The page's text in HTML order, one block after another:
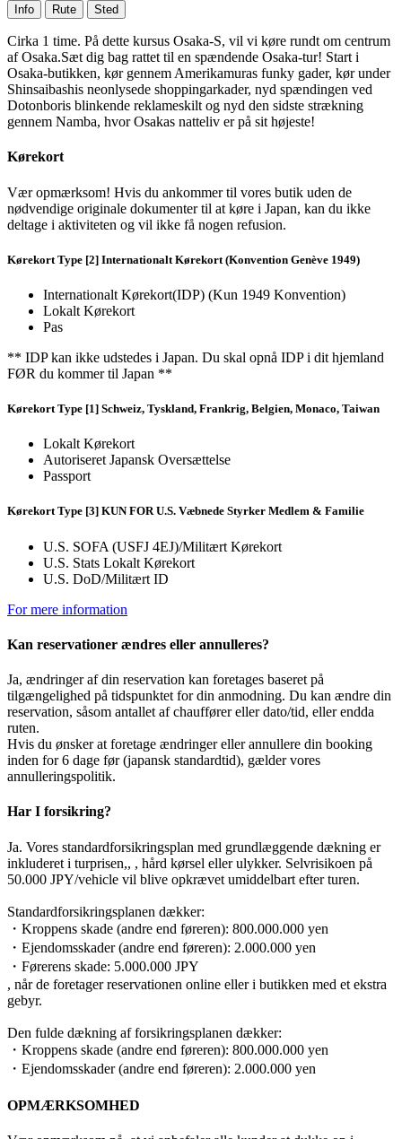
Info Rute Sted
Cirka 1 time. På dette kursus Osaka-S, vil vi køre rundt om centrum
af Osaka.Sæt dig bag rattet til en spændende Osaka-tur! Start i
Osaka-butikken, kør gennem Amerikamuras funky gader, kør under
Shinsaibashis neonlysede shoppingarkader, nyd spændingen ved
Dotonboris blinkende reklameskilt og nyd den sidste strækning
gennem Namba, hvor Osakas natteliv er på sit højeste!
Kørekort
Vær opmærksom! Hvis du ankommer til vores butik uden de
nødvendige originale dokumenter til at køre i Japan, kan du ikke
deltage i aktiviteten og vil ikke få nogen refusion.
Kørekort Type [2] Internationalt Kørekort (Konvention Genève 1949)
Internationalt Kørekort(IDP) (Kun 1949 Konvention)
Lokalt Kørekort
Pas
** IDP kan ikke udstedes i Japan. Du skal opnå IDP i dit hjemland
FØR du kommer til Japan **
Kørekort Type [1] Schweiz, Tyskland, Frankrig, Belgien, Monaco, Taiwan
Lokalt Kørekort
Autoriseret Japansk Oversættelse
Passport
Kørekort Type [3] KUN FOR U.S. Væbnede Styrker Medlem & Familie
U.S. SOFA (USFJ 4EJ)/Militært Kørekort
U.S. Stats Lokalt Kørekort
U.S. DoD/Militært ID
For mere information
Kan reservationer ændres eller annulleres?
Ja, ændringer af din reservation kan foretages baseret på
tilgængelighed på tidspunktet for din anmodning. Du kan ændre din
reservation, såsom antallet af chauffører eller dato/tid, eller endda
ruten.
Hvis du ønsker at foretage ændringer eller annullere din booking
inden for 6 dage før (japansk standardtid), gælder vores
annulleringspolitik.
Har I forsikring?
Ja. Vores standardforsikringsplan med grundlæggende dækning er
inkluderet i turprisen,, , hård kørsel eller ulykker. Selvrisikoen på
50.000 JPY/vehicle vil blive opkrævet umiddelbart efter turen.
Standardforsikringsplanen dækker:
・Kroppens skade (andre end føreren): 800.000.000 yen
・Ejendomsskader (andre end føreren): 2.000.000 yen
・Førerens skade: 5.000.000 JPY
, når de foretager reservationen online eller i butikken med et ekstra
gebyr.
Den fulde dækning af forsikringsplanen dækker:
・Kroppens skade (andre end føreren): 800.000.000 yen
・Ejendomsskader (andre end føreren): 2.000.000 yen
OPMÆRKSOMHED